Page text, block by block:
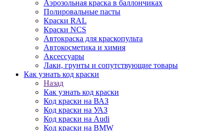
Аэрозольная краска в баллончиках
Полировальные пасты
Краски RAL
Краски NCS
Автокраска для краскопульта
Автокосметика и химия
Аксессуары
Лаки, грунты и сопутствующие товары
Как узнать код краски
Назад
Как узнать код краски
Код краски на ВАЗ
Код краски на УАЗ
Код краски на Audi
Код краски на BMW